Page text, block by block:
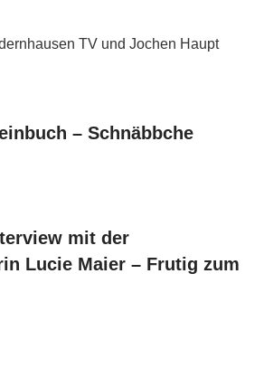
TV und Jochen Haupt
– Schnäbbche
mit der
Lucie Maier – Frutig zum